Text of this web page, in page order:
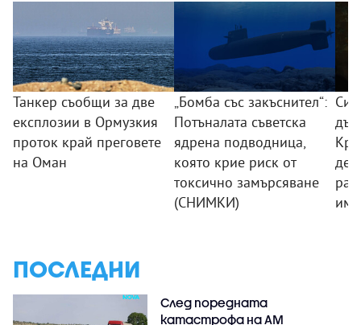
Танкер съобщи за две
експлозии в Ормузкия
проток край преговете
на Оман
„Бомба със закъснител“:
Потъналата съветска
ядрена подводница,
която крие риск от
токсично замърсяване
(СНИМКИ)
им
ПОСЛЕДНИ
След поредната
катастрофа на АМ